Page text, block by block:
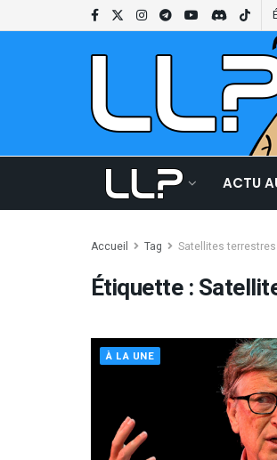
ACTU
Accueil Tag Satellites terrestres
Étiquette :
À LA UNE